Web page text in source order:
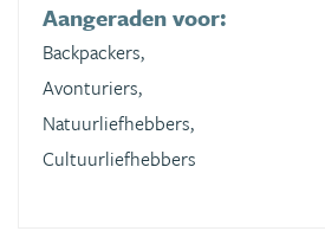
Aangeraden voor:
Backpackers,
Avonturiers,
Natuurliefhebbers,
Cultuurliefhebbers